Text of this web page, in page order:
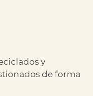
y
de forma